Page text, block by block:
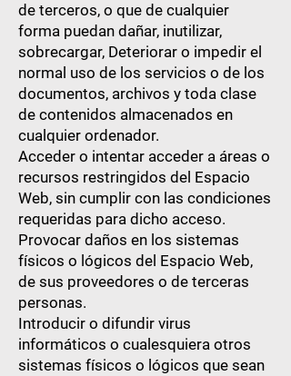
de terceros, o que de cualquier
forma puedan dañar, inutilizar,
sobrecargar, Deteriorar o impedir el
normal uso de los servicios o de los
documentos, archivos y toda clase
de contenidos almacenados en
cualquier ordenador.
Acceder o intentar acceder a áreas o
recursos restringidos del Espacio
Web, sin cumplir con las condiciones
requeridas para dicho acceso.
Provocar daños en los sistemas
físicos o lógicos del Espacio Web,
de sus proveedores o de terceras
personas.
Introducir o difundir virus
informáticos o cualesquiera otros
sistemas físicos o lógicos que sean